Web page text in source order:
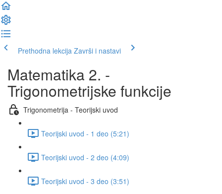
Prethodna lekcija Završi i nastavi
Matematika 2. -
Trigonometrijske funkcije
Trigonometrija - Teorijski uvod
Teorijski uvod - 1 deo (5:21)
Teorijski uvod - 2 deo (4:09)
Teorijski uvod - 3 deo (3:51)